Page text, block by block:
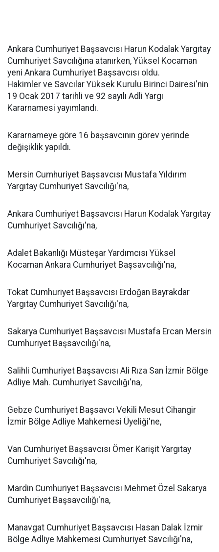
Ankara Cumhuriyet Başsavcısı Harun Kodalak Yargıtay
Cumhuriyet Savcılığına atanırken, Yüksel Kocaman
yeni Ankara Cumhuriyet Başsavcısı oldu.
Hakimler ve Savcılar Yüksek Kurulu Birinci Dairesi'nin
19 Ocak 2017 tarihli ve 92 sayılı Adli Yargı
Kararnamesi yayımlandı.
Kararnameye göre 16 başsavcının görev yerinde
değişiklik yapıldı.
Mersin Cumhuriyet Başsavcısı Mustafa Yıldırım
Yargıtay Cumhuriyet Savcılığı'na,
Ankara Cumhuriyet Başsavcısı Harun Kodalak Yargıtay
Cumhuriyet Savcılığı'na,
Adalet Bakanlığı Müsteşar Yardımcısı Yüksel
Kocaman Ankara Cumhuriyet Başsavcılığı'na,
Tokat Cumhuriyet Başsavcısı Erdoğan Bayrakdar
Yargıtay Cumhuriyet Savcılığı'na,
Sakarya Cumhuriyet Başsavcısı Mustafa Ercan Mersin
Cumhuriyet Başsavcılığı'na,
Salihli Cumhuriyet Başsavcısı Ali Rıza San İzmir Bölge
Adliye Mah. Cumhuriyet Savcılığı'na,
Gebze Cumhuriyet Başsavcı Vekili Mesut Cihangir
İzmir Bölge Adliye Mahkemesi Üyeliği'ne,
Van Cumhuriyet Başsavcısı Ömer Karişit Yargıtay
Cumhuriyet Savcılığı'na,
Mardin Cumhuriyet Başsavcısı Mehmet Özel Sakarya
Cumhuriyet Başsavcılığı'na,
Manavgat Cumhuriyet Başsavcısı Hasan Dalak İzmir
Bölge Adliye Mahkemesi Cumhuriyet Savcılığı'na,